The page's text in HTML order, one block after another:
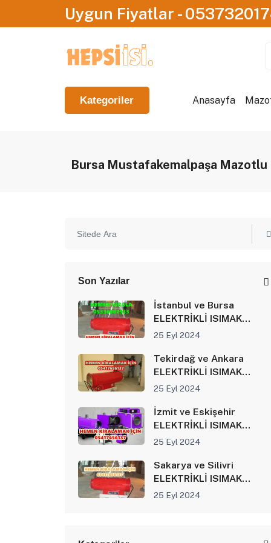
Uygun Fiyatlar -
Kategoriler Anasayfa
Bursa Mustafakemalpaşa Mazotlu
Son Yazılar
İstanbul ve Bursa
ELEKTRİKLİ ISIMAK
ISITICI KİRALAMA
25 Eyl 2024
Tekirdağ ve Ankara
ELEKTRİKLİ ISIMAK
ISITICI KİRALAMA
25 Eyl 2024
İzmit ve Eskişehir
ELEKTRİKLİ ISIMAK
ISITICI KİRALAMA
25 Eyl 2024
Sakarya ve Silivri
ELEKTRİKLİ ISIMAK
ISITICI KİRALAMA
25 Eyl 2024